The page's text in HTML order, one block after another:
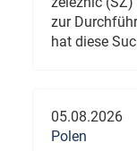
zur
hat diese
05.08.2026
Polen